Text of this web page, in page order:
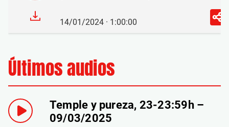
14/01/2024 · 1:00:00
Últimos audios
Temple y pureza, 23-23:59h –
09/03/2025